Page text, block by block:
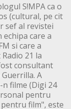
S!MPA ca o
(cultural, pe cit
sef al revistei
care a
si care a
21 la
consultant
A
filme (Digi 24
pentru
film", este